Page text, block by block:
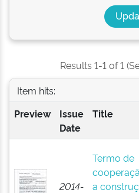
Results 1-1 of 1
Item hits:
Preview
Issue
Date
Title
2014-
Termo de
a